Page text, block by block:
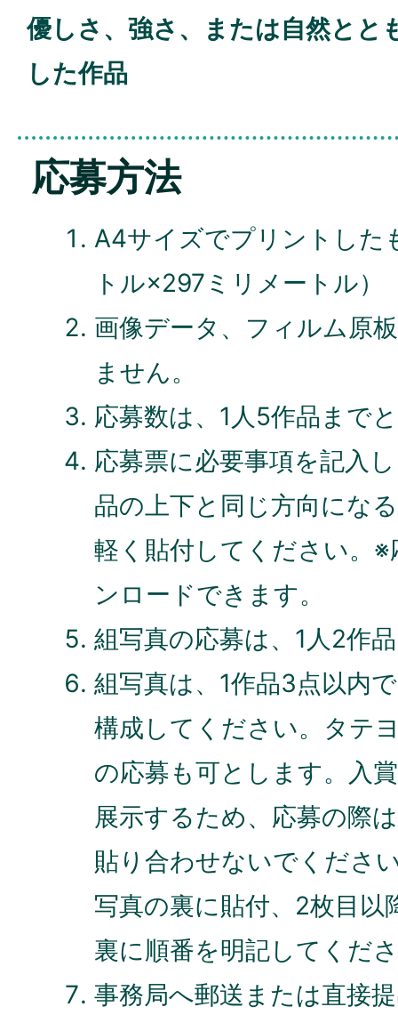
優しさ、強さ、または自然とと
した作品
応募方法
A4サイズでプリントした
トル×297ミリメートル）
画像データ、フィルム原
ません。
応募数は、1人5作品まで
応募票に必要事項を記入
品の上下と同じ方向にな
軽く貼付してください。
ンロードできます。
組写真の応募は、1人2作
組写真は、1作品3点以内
構成してください。タテ
の応募も可とします。入
展示するため、応募の際
貼り合わせないでくださ
写真の裏に貼付、2枚目
裏に順番を明記してくだ
事務局へ郵送または直接